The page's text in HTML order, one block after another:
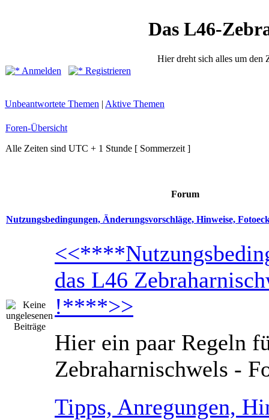
Das L46-
Hier dreht sich alles um den
Anmelden
Registrieren
Unbeantwortete Themen | Aktive Themen
Foren-Übersicht
Alle Zeiten sind UTC + 1 Stunde [ Sommerzeit ]
Forum
Nutzungsbedingungen, Änderungsvorschläge, Hinweise,
das L46
!****>>
Hier ein paar Regeln
Zebraharnischwels -
Tipps, Anregungen,